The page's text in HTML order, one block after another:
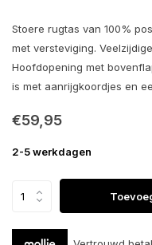
Stoere rugtas van 100%
met versteviging.
Hoofdopening met
is met aanrijgkoordjes en
€59,95
2-5 werkdagen